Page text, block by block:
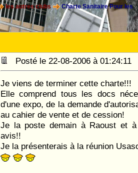
les autres clubs
Charte Sanitaire Pour les
Posté le 22-08-2006 à
Je viens de terminer cette charte!!!
Elle comprend tous les docs
d'une expo, de la demande
au cahier de vente et de cession!
Je la poste demain à Raoust et
avis!!
Je la présenterais à la réunion